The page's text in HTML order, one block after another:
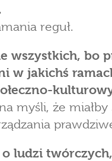
reguł.
wszystkich, bo
w jakichś
myśli, że miałby
o ludzi